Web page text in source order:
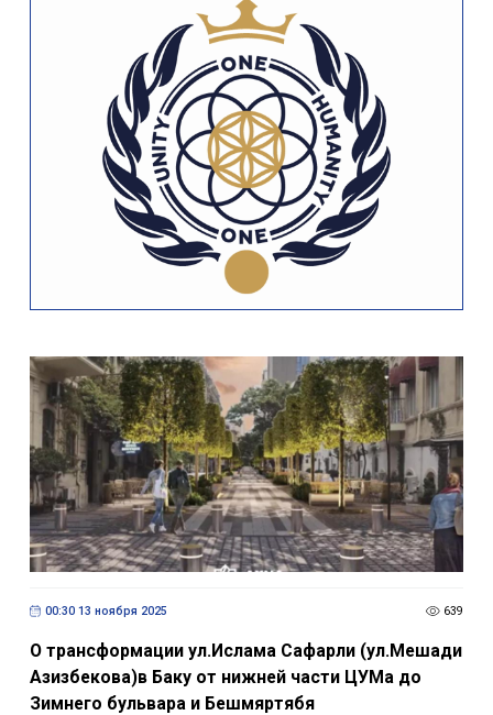
00:30 13 ноября 2025 639
О трансформации ул.Ислама Сафарли (ул.Мешади
Азизбекова)в Баку от нижней части ЦУМа до
Зимнего бульвара и Бешмяртябя